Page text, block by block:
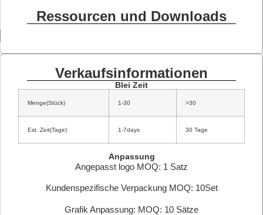
Ressourcen und Downloads
Verkaufsinformationen
Blei Zeit
Menge(Stück) 1-30 >30
Est. Zeit(Tage) 1-7days 30 Tage
Anpassung
Angepasst logo MOQ: 1 Satz
Kundenspezifische Verpackung MOQ: 10Set
Grafik Anpassung: MOQ: 10 Sätze